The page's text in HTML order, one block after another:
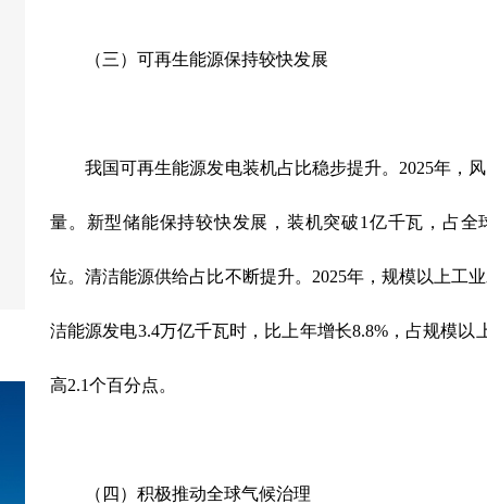
（三）可再生能源保持较快发展
我国可再生能源发电装机占比稳步提升。 2025年，
量。新型储能保持较快发展，装机突破1 亿千瓦，占全
位。清洁能源供给占比不断提升。 2025年，规模以上工
洁能源发电3.4万亿千瓦时，比上年增长8.8%，占规模以
高2.1个百分点。
（四）积极推动全球气候治理